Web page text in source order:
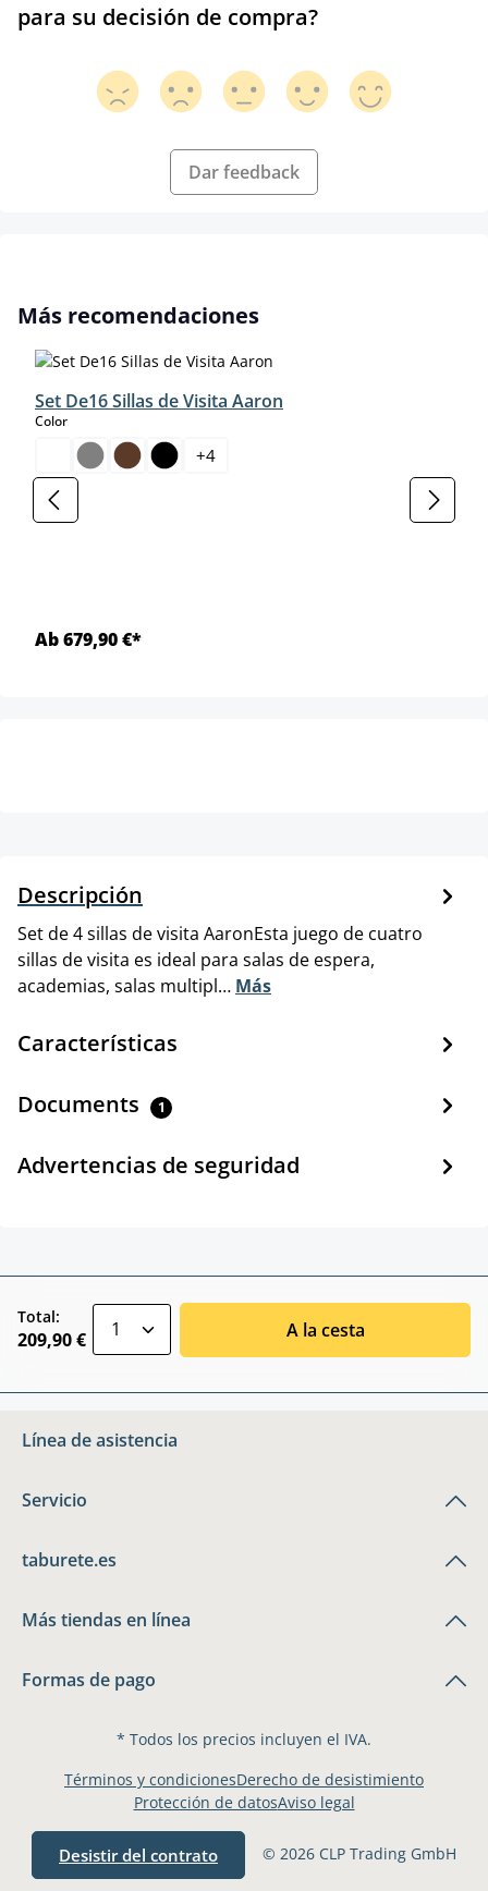
para su decisión de compra?
Dar feedback
Omitir la galería de productos
Más recomendaciones
Set De16 Sillas de Visita Aaron
Colorselect
+4
Ab 679,90 €*
Descripción
Set de 4 sillas de visita AaronEsta juego de cuatro
sillas de visita es ideal para salas de espera,
academias, salas multipl… Más
Características
Documents 1
Advertencias de seguridad
Total:
209,90 € A la cesta
Línea de asistencia
Servicio
taburete.es
Más tiendas en línea
Formas de pago
* Todos los precios incluyen el IVA.
Desistir del contrato © 2026 CLP Trading GmbH
Términos y condicionesDerecho de desistimiento
Protección de datosAviso legal